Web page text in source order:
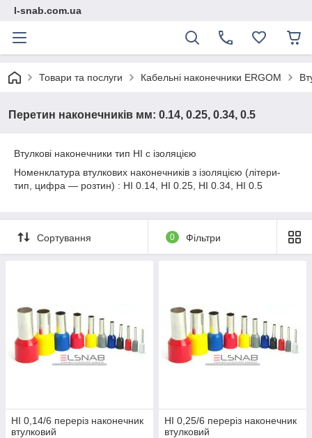
l-snab.com.ua
Товари та послуги Кабельні наконечники ERGOM
Перетин наконечників мм: 0.14, 0.25, 0.34, 0.5
Втулкові наконечники тип HI c ізоляцією
Номенклатура втулкових наконечників з ізоляцією (літери-
тип, цифра — розтин) : HI 0.14, HI 0.25, HI 0.34, HI 0.5
Сортування 0 Фільтри
НІ 0,14/6 переріз наконечник
втулковий
НІ 0,25/6 переріз наконечник
втулковий